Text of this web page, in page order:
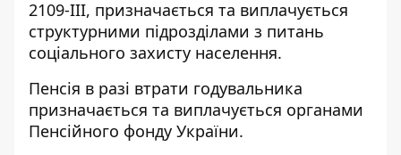
2109-ІІІ, призначається та виплачується
структурними підрозділами з питань
соціального захисту населення.
Пенсія в разі втрати годувальника
призначається та виплачується органами
Пенсійного фонду України.